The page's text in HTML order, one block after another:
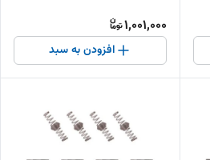
1,001,000
افزودن به سبد